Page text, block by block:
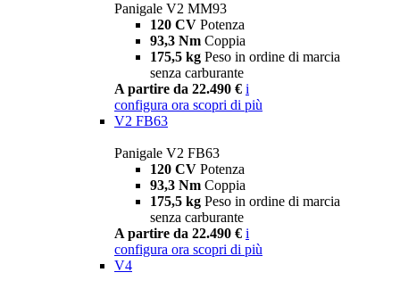
Panigale V2 MM93
120 CV Potenza
93,3 Nm Coppia
175,5 kg Peso in ordine di marcia
senza carburante
A partire da 22.490 € i
configura ora scopri di più
V2 FB63
Panigale V2 FB63
120 CV Potenza
93,3 Nm Coppia
175,5 kg Peso in ordine di marcia
senza carburante
A partire da 22.490 € i
configura ora scopri di più
V4